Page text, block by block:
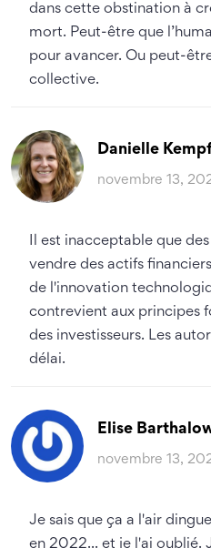
dans cette obstination à
mort. Peut-être que
pour avancer. Ou peut-
collective.
Danielle
novembre 13,
Il est inacceptable que
vendre des actifs
de l'innovation
contrevient aux principes
des investisseurs. Les
délai.
Elise
novembre 13,
Je sais que ça a l'air
en 2022... et je l'ai oublié.